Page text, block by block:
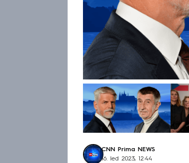
CNN Prima NEWS
16. led 2023, 12:44